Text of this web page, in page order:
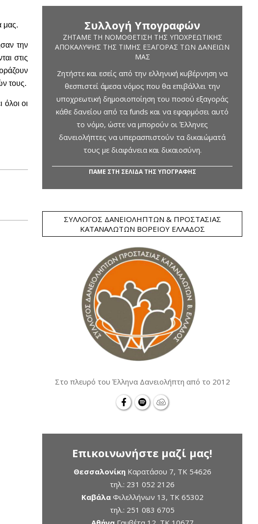
μας.
την
στις
τους.
οι
Συλλογή Υπογραφών
ΖΗΤΆΜΕ ΤΗ ΝΟΜΟΘΈΤΙΣΗ ΤΗΣ ΥΠΟΧΡΕΩΤΙΚΉΣ
ΑΠΟΚΆΛΥΨΗΣ ΤΗΣ ΤΙΜΉΣ ΕΞΑΓΟΡΆΣ ΤΩΝ ΔΑΝΕΊΩΝ
ΜΑΣ
Ζητήστε και εσείς από την ελληνική κυβέρνηση να
θεσπιστεί άμεσα νόμος που θα επιβάλλει την
υποχρεωτική δημοσιοποίηση του ποσού εξαγοράς
κάθε δανείου από τα funds και να εφαρμόσει αυτό
το νόμο, ώστε να μπορούν οι Έλληνες
δανειολήπτες να υπερασπιστούν τα δικαιώματά
τους με διαφάνεια και δικαιοσύνη.
ΠΑΜΕ ΣΤΗ ΣΕΛΙΔΑ ΤΗΣ ΥΠΟΓΡΑΦΗΣ
ΣΎΛΛΟΓΟΣ ΔΑΝΕΙΟΛΗΠΤΏΝ & ΠΡΟΣΤΑΣΊΑΣ
ΚΑΤΑΝΑΛΩΤΏΝ ΒΟΡΕΊΟΥ ΕΛΛΆΔΟΣ
Στο πλευρό του Έλληνα Δανειολήπτη από το 2012
Επικοινωνήστε μαζί μας!
ΘεσσαλονίκηΚαρατάσου 7, TK 54626
τηλ.: 231 052 2126
ΚαβάλαΦιλελλήνων 13, ΤΚ 65302
τηλ.: 251 083 6705